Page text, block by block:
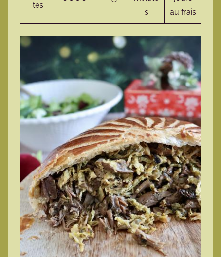
tes
s
au frais